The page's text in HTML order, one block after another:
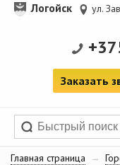
Логойск ул.
Заказать
Главная страница →